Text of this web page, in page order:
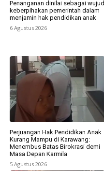
Penanganan dinilai sebagai wujud
keberpihakan pemerintah dalam
menjamin hak pendidikan anak
6 Agustus 2026
Perjuangan Hak Pendidikan Anak
Kurang Mampu di Karawang:
Menembus Batas Birokrasi demi
Masa Depan Karmila
5 Agustus 2026